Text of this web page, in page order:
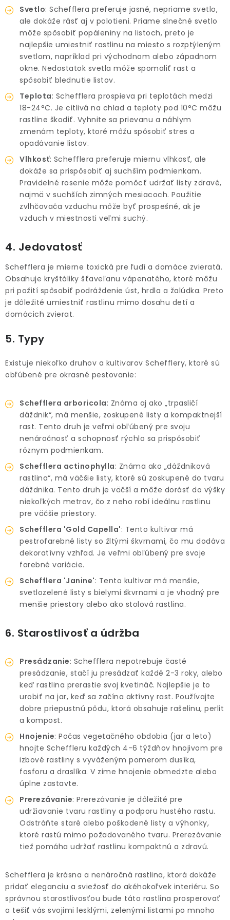
Svetlo: Schefflera preferuje jasné, nepriame svetlo,
ale dokáže rásť aj v polotieni. Priame slnečné svetlo
môže spôsobiť popáleniny na listoch, preto je
najlepšie umiestniť rastlinu na miesto s rozptýleným
svetlom, napríklad pri východnom alebo západnom
okne. Nedostatok svetla môže spomaliť rast a
spôsobiť blednutie listov.
Teplota: Schefflera prospieva pri teplotách medzi
18-24°C. Je citlivá na chlad a teploty pod 10°C môžu
rastline škodiť. Vyhnite sa prievanu a náhlym
zmenám teploty, ktoré môžu spôsobiť stres a
opadávanie listov.
Vlhkosť: Schefflera preferuje miernu vlhkosť, ale
dokáže sa prispôsobiť aj suchším podmienkam.
Pravidelné rosenie môže pomôcť udržať listy zdravé,
najmä v suchších zimných mesiacoch. Použitie
zvlhčovača vzduchu môže byť prospešné, ak je
vzduch v miestnosti veľmi suchý.
4. Jedovatosť
Schefflera je mierne toxická pre ľudí a domáce zvieratá.
Obsahuje kryštáliky šťaveľanu vápenatého, ktoré môžu
pri požití spôsobiť podráždenie úst, hrdla a žalúdka. Preto
je dôležité umiestniť rastlinu mimo dosahu detí a
domácich zvierat.
5. Typy
Existuje niekoľko druhov a kultivarov Schefflery, ktoré sú
obľúbené pre okrasné pestovanie:
Schefflera arboricola: Známa aj ako „trpasličí
dáždnik“, má menšie, zoskupené listy a kompaktnejší
rast. Tento druh je veľmi obľúbený pre svoju
nenáročnosť a schopnosť rýchlo sa prispôsobiť
rôznym podmienkam.
Schefflera actinophylla: Známa ako „dáždniková
rastlina“, má väčšie listy, ktoré sú zoskupené do tvaru
dáždnika. Tento druh je väčší a môže dorásť do výšky
niekoľkých metrov, čo z neho robí ideálnu rastlinu
pre väčšie priestory.
Schefflera 'Gold Capella': Tento kultivar má
pestrofarebné listy so žltými škvrnami, čo mu dodáva
dekoratívny vzhľad. Je veľmi obľúbený pre svoje
farebné variácie.
Schefflera 'Janine': Tento kultivar má menšie,
svetlozelené listy s bielymi škvrnami a je vhodný pre
menšie priestory alebo ako stolová rastlina.
6. Starostlivosť a údržba
Presádzanie: Schefflera nepotrebuje časté
presádzanie, stačí ju presádzať každé 2-3 roky, alebo
keď rastlina prerastie svoj kvetináč. Najlepšie je to
urobiť na jar, keď sa začína aktívny rast. Používajte
dobre priepustnú pôdu, ktorá obsahuje rašelinu, perlit
a kompost.
Hnojenie: Počas vegetačného obdobia (jar a leto)
hnojte Scheffleru každých 4-6 týždňov hnojivom pre
izbové rastliny s vyváženým pomerom dusíka,
fosforu a draslíka. V zime hnojenie obmedzte alebo
úplne zastavte.
Prerezávanie: Prerezávanie je dôležité pre
udržiavanie tvaru rastliny a podporu hustého rastu.
Odstráňte staré alebo poškodené listy a výhonky,
ktoré rastú mimo požadovaného tvaru. Prerezávanie
tiež pomáha udržať rastlinu kompaktnú a zdravú.
Schefflera je krásna a nenáročná rastlina, ktorá dokáže
pridať eleganciu a sviežosť do akéhokoľvek interiéru. So
správnou starostlivosťou bude táto rastlina prosperovať
a tešiť vás svojimi lesklými, zelenými listami po mnoho